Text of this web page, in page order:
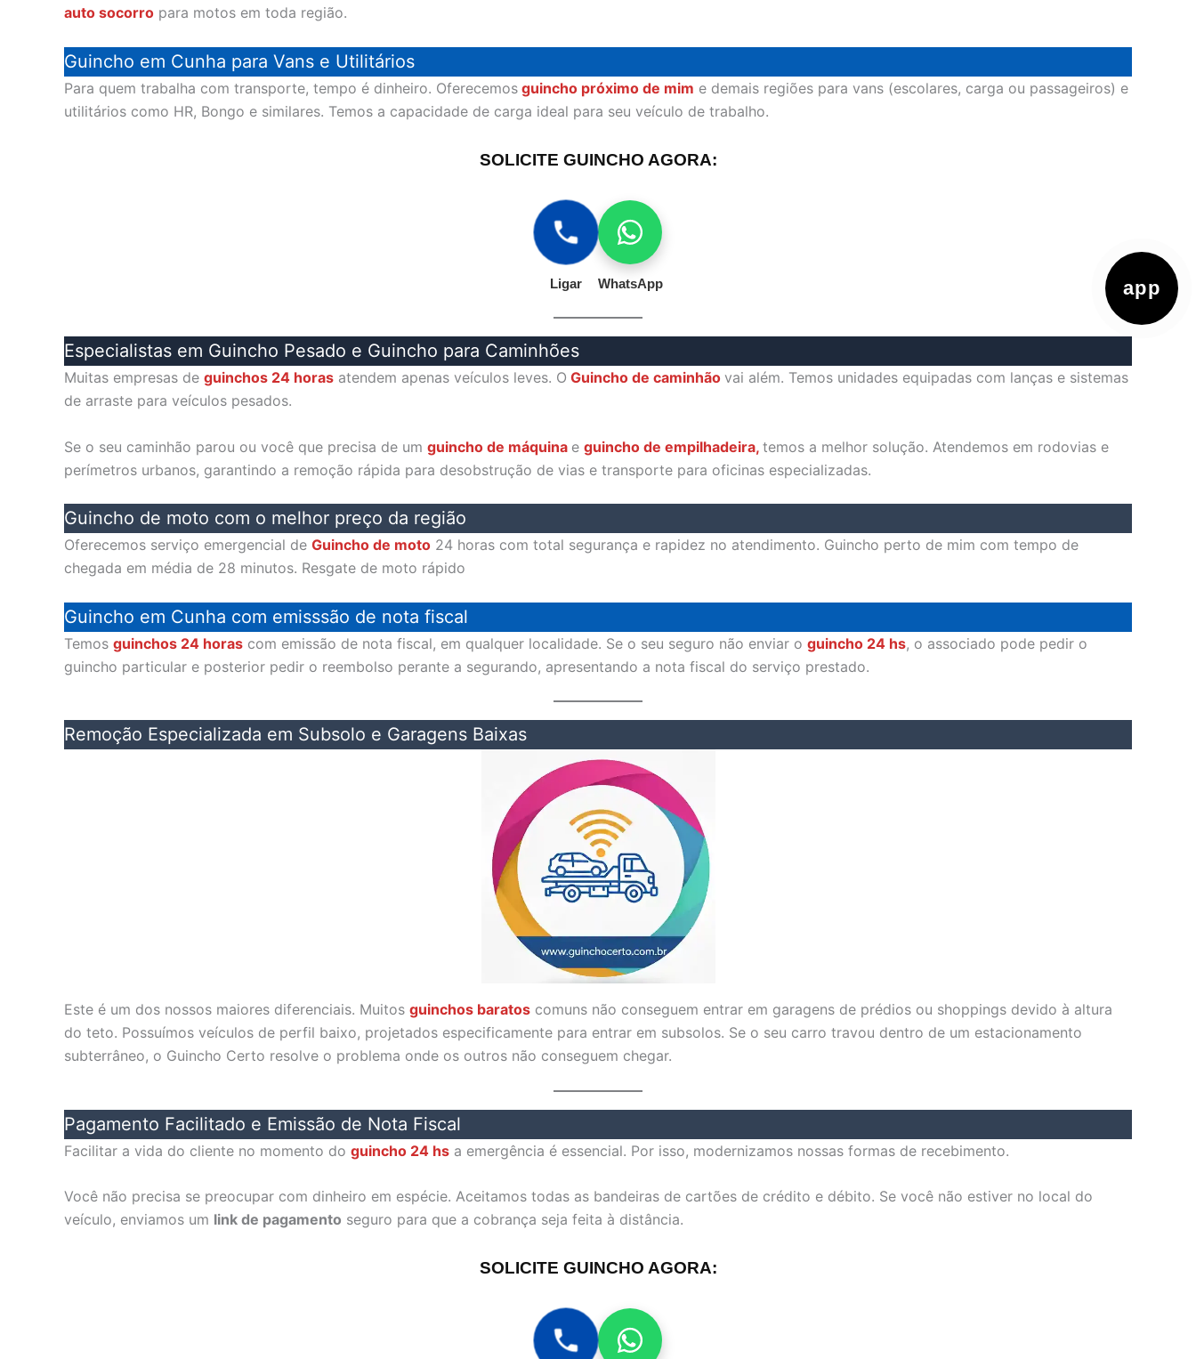
app
auto socorro para motos em toda região.
Guincho em Cunha para Vans e Utilitários
Para quem trabalha com transporte, tempo é dinheiro. Oferecemos guincho próximo de mim e demais regiões para vans (escolares, carga ou passageiros) e
utilitários como HR, Bongo e similares. Temos a capacidade de carga ideal para seu veículo de trabalho.
SOLICITE GUINCHO AGORA:
Ligar WhatsApp
Especialistas em Guincho Pesado e Guincho para Caminhões
Muitas empresas de guinchos 24 horas atendem apenas veículos leves. O Guincho de caminhão vai além. Temos unidades equipadas com lanças e sistemas
de arraste para veículos pesados.
Se o seu caminhão parou ou você que precisa de um guincho de máquina e guincho de empilhadeira, temos a melhor solução. Atendemos em rodovias e
perímetros urbanos, garantindo a remoção rápida para desobstrução de vias e transporte para oficinas especializadas.
Guincho de moto com o melhor preço da região
Oferecemos serviço emergencial de Guincho de moto 24 horas com total segurança e rapidez no atendimento. Guincho perto de mim com tempo de
chegada em média de 28 minutos. Resgate de moto rápido
Guincho em Cunha com emisssão de nota fiscal
Temos guinchos 24 horas com emissão de nota fiscal, em qualquer localidade. Se o seu seguro não enviar o guincho 24 hs, o associado pode pedir o
guincho particular e posterior pedir o reembolso perante a segurando, apresentando a nota fiscal do serviço prestado.
Remoção Especializada em Subsolo e Garagens Baixas
Este é um dos nossos maiores diferenciais. Muitos guinchos baratos comuns não conseguem entrar em garagens de prédios ou shoppings devido à altura
do teto. Possuímos veículos de perfil baixo, projetados especificamente para entrar em subsolos. Se o seu carro travou dentro de um estacionamento
subterrâneo, o Guincho Certo resolve o problema onde os outros não conseguem chegar.
Pagamento Facilitado e Emissão de Nota Fiscal
Facilitar a vida do cliente no momento do guincho 24 hs a emergência é essencial. Por isso, modernizamos nossas formas de recebimento.
Você não precisa se preocupar com dinheiro em espécie. Aceitamos todas as bandeiras de cartões de crédito e débito. Se você não estiver no local do
veículo, enviamos um link de pagamento seguro para que a cobrança seja feita à distância.
SOLICITE GUINCHO AGORA: